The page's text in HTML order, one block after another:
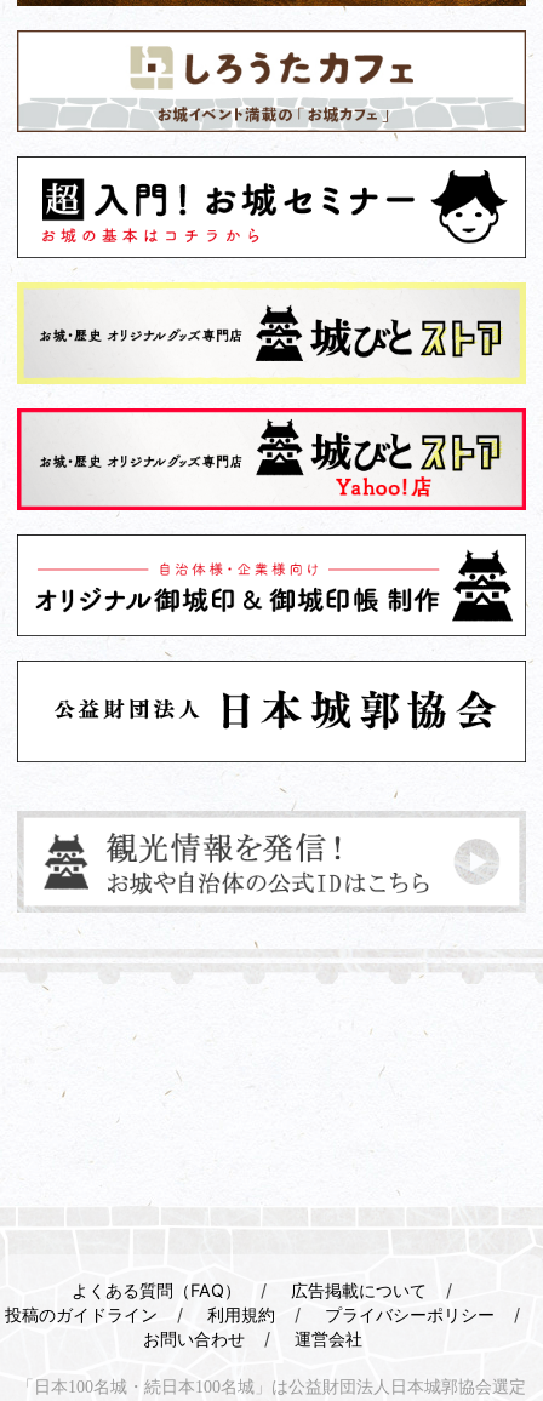
よくある質問（FAQ）
広告掲載について
投稿のガイドライン
利用規約
プライバシーポリシー
お問い合わせ
運営会社
「日本100名城・続日本100名城」は公益財団法人日本城郭協会選定